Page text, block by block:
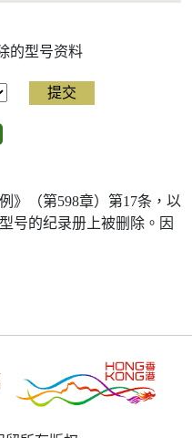
的型号资料
》（第598章）第17条，以
号的纪录册上被删除。因